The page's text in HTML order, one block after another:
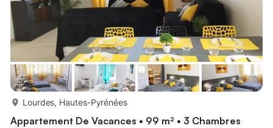
Lourdes, Hautes-Pyrénées
Appartement De Vacances • 99 m² • 3 Chambres